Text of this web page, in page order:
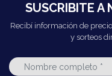
SUSCRIBITE A
Recibí información de
y sorteos